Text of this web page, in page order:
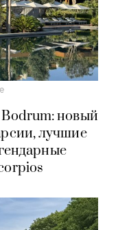
новый
лучшие